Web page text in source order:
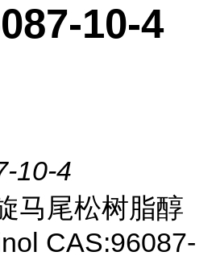
10-4
10-4
马尾松树脂醇
CAS:96087-